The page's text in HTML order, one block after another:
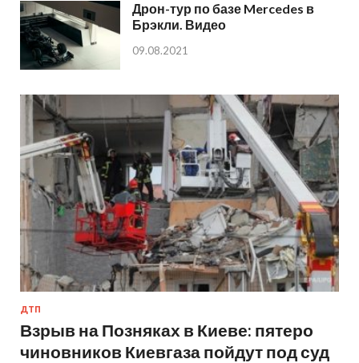
Дрон-тур по базе Mercedes в
Брэкли. Видео
09.08.2021
ДТП
Взрыв на Позняках в Киеве: пятеро
чиновников Киевгаза пойдут под суд